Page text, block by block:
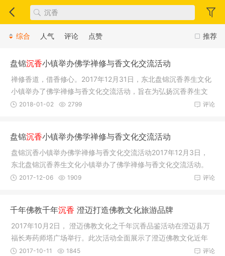
推荐
综合 人气 评论 点赞
盘锦沉香小镇举办佛学禅修与香文化交流活动
禅修香道，借香修心。2017年12月31日，东北盘锦沉香养生文化
小镇举办了佛学禅修与香文化交流活动，旨在为弘扬沉香养生文
化，亦为
评论
2018-01-02 2799
盘锦沉香小镇举办佛学禅修与香文化交流活动
盘锦沉香小镇举办佛学禅修与香文化交流活动2017年12月3日，
东北盘锦沉香养生文化小镇举办了佛学禅修与香文化交流活动。
活动由广东
评论
2017-12-06 1909
千年佛教千年沉香 澄迈打造佛教文化旅游品牌
2017年10月2日， 澄迈佛教文化之千年沉香品鉴活动在澄迈县万
福长寿药师塔广场举行。此次活动全面展示了澄迈佛教文化近年
来日新月
评论
2017-10-11 1845